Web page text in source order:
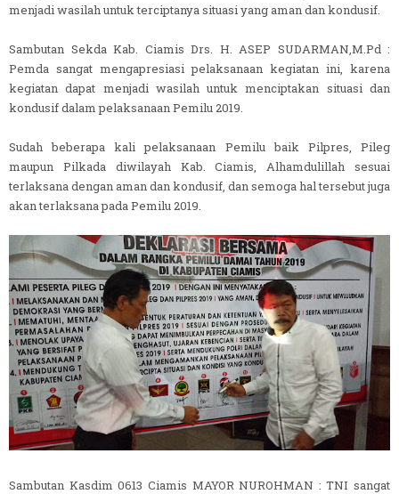
menjadi wasilah untuk terciptanya situasi yang aman dan kondusif.
Sambutan Sekda Kab. Ciamis Drs. H. ASEP SUDARMAN,M.Pd :
Pemda sangat mengapresiasi pelaksanaan kegiatan ini, karena
kegiatan dapat menjadi wasilah untuk menciptakan situasi dan
kondusif dalam pelaksanaan Pemilu 2019.
Sudah beberapa kali pelaksanaan Pemilu baik Pilpres, Pileg
maupun Pilkada diwilayah Kab. Ciamis, Alhamdulillah sesuai
terlaksana dengan aman dan kondusif, dan semoga hal tersebut juga
akan terlaksana pada Pemilu 2019.
Sambutan Kasdim 0613 Ciamis MAYOR NUROHMAN : TNI sangat